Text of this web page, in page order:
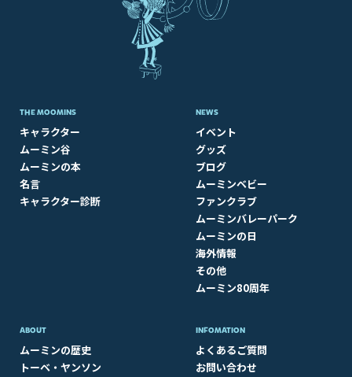
THE MOOMINS
キャラクター
ムーミン谷
ムーミンの本
名言
キャラクター診断
NEWS
イベント
グッズ
ブログ
ムーミンベビー
ファンクラブ
ムーミンバレーパーク
ムーミンの日
海外情報
その他
ムーミン80周年
ABOUT​
ムーミンの歴史
トーベ・ヤンソン
INFOMATION
よくあるご質問
お問い合わせ